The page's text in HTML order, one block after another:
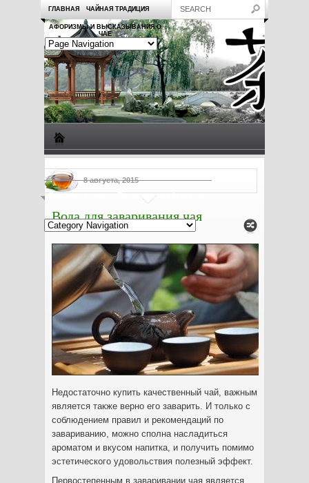
ГЛАВНАЯ ЧАЙНАЯ ТРАДИЦИЯ
АФОРИЗМЫ И ВЫСКАЗЫВАНИЯ О
ЧАЕ
Рецепты с чаем Полезные свойства чая
8 августа, 2015
Вода для заваривания чая
Недостаточно купить качественный чай, важным
является также верно его заварить. И только с
соблюдением правил и рекомендаций по
завариванию, можно сполна насладиться
ароматом и вкусом напитка, и получить помимо
эстетического удовольствия полезный эффект.
Первостепенным в заваривании чая является